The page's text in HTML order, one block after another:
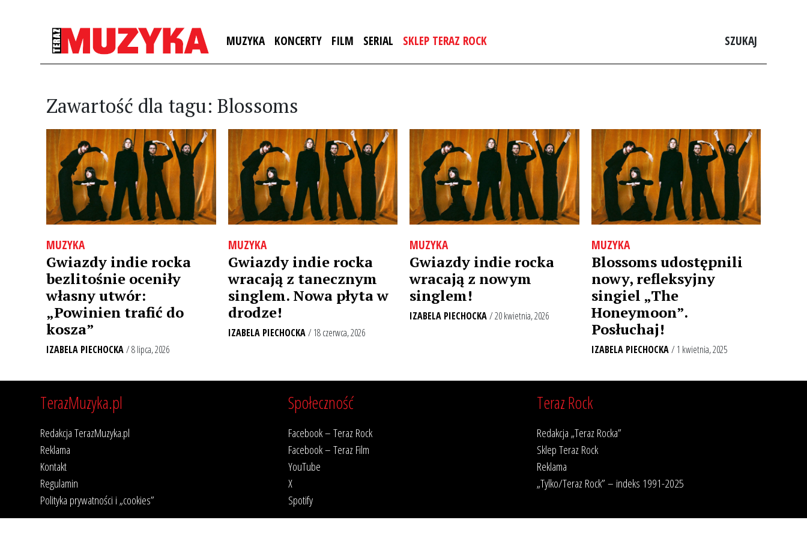
MUZYKA KONCERTY FILM SERIAL SKLEP TERAZ ROCK SZUKAJ
Zawartość dla tagu: Blossoms
MUZYKA
Gwiazdy indie rocka
bezlitośnie oceniły
własny utwór:
„Powinien trafić do
kosza”
IZABELA PIECHOCKA/ 8 lipca, 2026
MUZYKA
Gwiazdy indie rocka
wracają z tanecznym
singlem. Nowa płyta w
drodze!
IZABELA PIECHOCKA / 18 czerwca, 2026
MUZYKA
Gwiazdy indie rocka
wracają z nowym
singlem!
IZABELA PIECHOCKA/ 20 kwietnia, 2026
MUZYKA
Blossoms udostępnili
nowy, refleksyjny
singiel „The
Honeymoon”.
Posłuchaj!
IZABELA PIECHOCKA / 1 kwietnia, 2025
TerazMuzyka.pl
Redakcja TerazMuzyka.pl
Reklama
Kontakt
Regulamin
Polityka prywatności i „cookies”
Społeczność
Facebook – Teraz Rock
Facebook – Teraz Film
YouTube
X
Spotify
Teraz Rock
Redakcja „Teraz Rocka”
Sklep Teraz Rock
Reklama
„Tylko/Teraz Rock” – indeks 1991-2025